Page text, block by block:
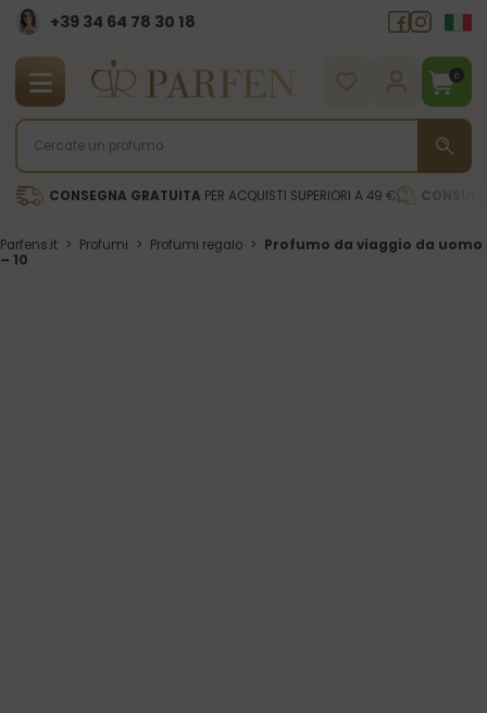
+39 34 64 78 30 18
0
CONSEGNA GRATUITA PER ACQUISTI SUPERIORI A 49 €
Parfens.it > Profumi > Profumi regalo > Profumo da viaggio da uomo
– 10